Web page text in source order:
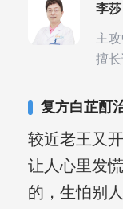
李莎
主
擅
复发
复方白芷酊
较近老王又
让人心里发
的，生怕别